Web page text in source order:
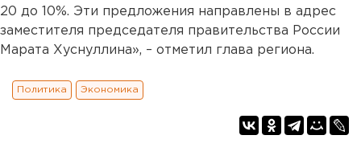
20 до 10%. Эти предложения направлены в адрес
заместителя председателя правительства России
Марата Хуснуллина», – отметил глава региона.
Политика Экономика